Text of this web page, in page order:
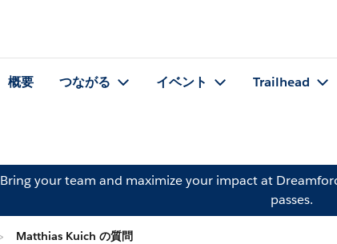
概要 つながる イベント Trailhead
Bring your team and maximize your impact at
passes.
Matthias Kuich の質問